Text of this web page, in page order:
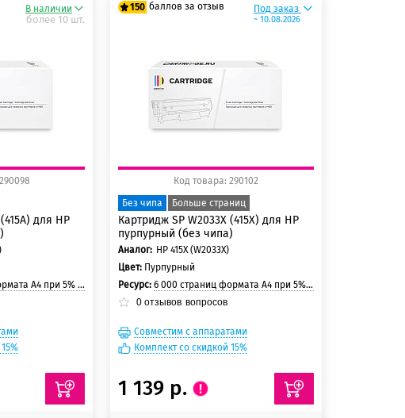
В наличии
более 10 шт.
для HP
5% заполнении страницы
150 баллов за отзыв
150 баллов
Под заказ
~ 10.08.2026
Код товара: 290102
Без чипа
Больше страниц
Картридж SP W2033X (415X) для HP
пурпурный (без чипа)
Аналог: HP 415X (W2033X)
Цвет: Пурпурный
Ресурс: 6 000 страниц формата А4 при 5% заполнении страницы
0 отзывов вопросов
Совместим с аппаратами
Комплект со скидкой 15%
1 139 р.